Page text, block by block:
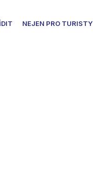
NEJEN PRO TURISTY